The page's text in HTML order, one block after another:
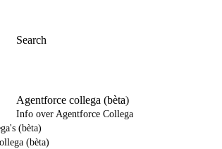
Agentforce collega (bèta)
Info over Agentforce Collega
(bèta)
(bèta)